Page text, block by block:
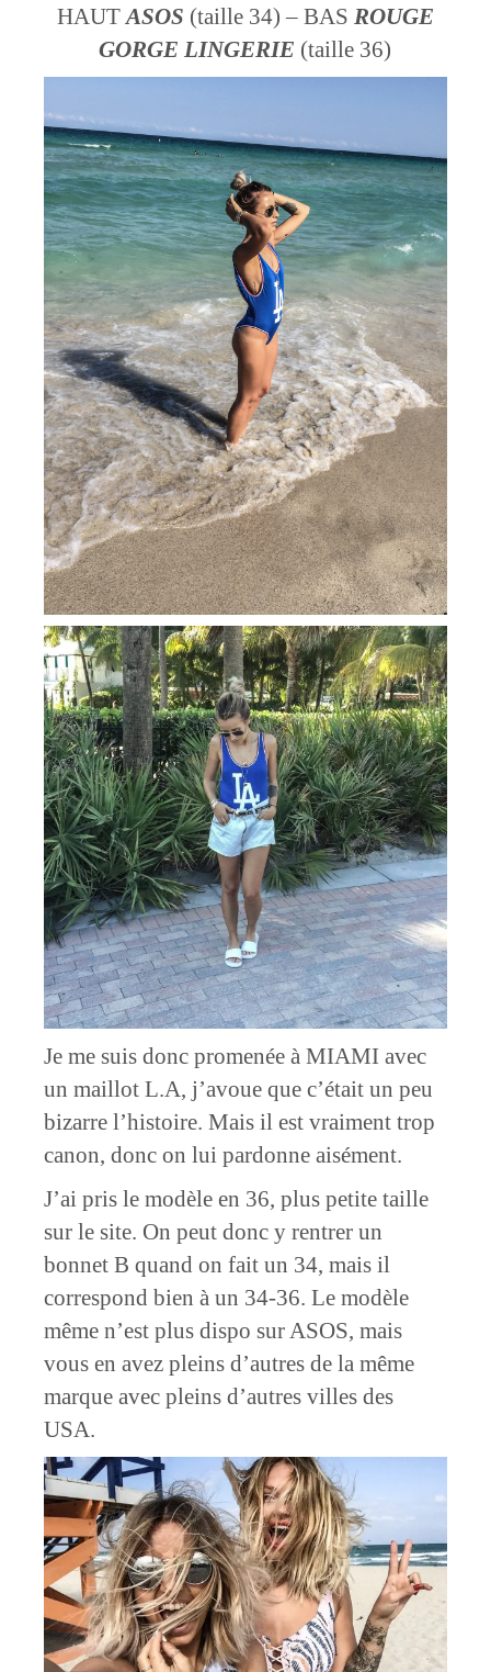
HAUTASOS (taille 34) – BAS ROUGE
GORGE LINGERIE (taille 36)
Je me suis donc promenée à MIAMI avec
un maillot L.A, j’avoue que c’était un peu
bizarre l’histoire. Mais il est vraiment trop
canon, donc on lui pardonne aisément.
J’ai pris le modèle en 36, plus petite taille
sur le site. On peut donc y rentrer un
bonnet B quand on fait un 34, mais il
correspond bien à un 34-36. Le modèle
même n’est plus dispo sur ASOS, mais
vous en avez pleins d’autres de la même
marque avec pleins d’autres villes des
USA.